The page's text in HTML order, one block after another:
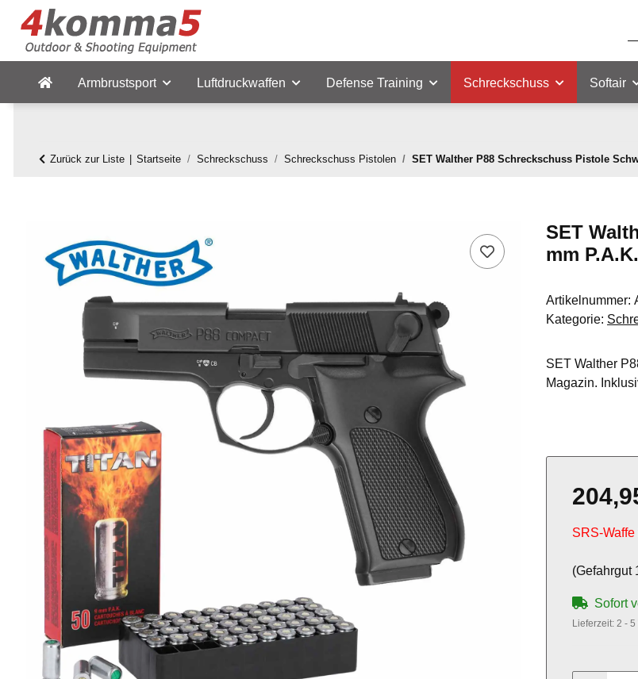
Armbrustsport Luftdruckwaffen Defense Training Schreckschuss Softair
Zurück zur Liste Startseite Schreckschuss Schreckschuss Pistolen SET Walther P88 Schreckschuss Pistole
SET
mm
Artikelnummer:
Kategorie:
SET Walther
Magazin.
SRS-
(Gefahrgut
Sofort
Lieferzeit: 2 - 5